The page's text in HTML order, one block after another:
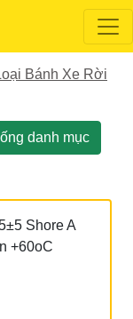
Bánh Xe Rời
danh mục
Shore A
+60oC